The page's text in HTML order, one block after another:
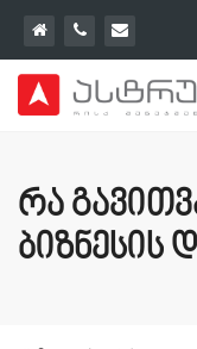
რა
ბიზნესის